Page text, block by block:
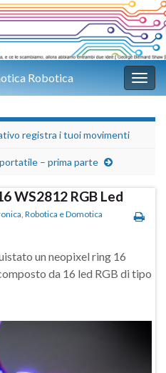
Robotica
registra i tuoi movimenti
– prima parte
WS2812 RGB Led
, Robotica e Domotica
un neopixel ring 16
da 16 led RGB di tipo